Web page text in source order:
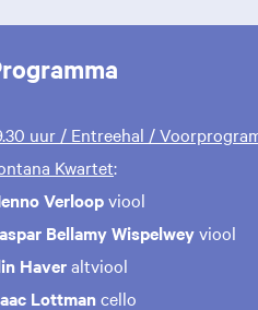
uur / Entreehal /
Kwartet:
Verloopviool
Bellamy Wispelweyviool
Haveraltviool
Lottmancello